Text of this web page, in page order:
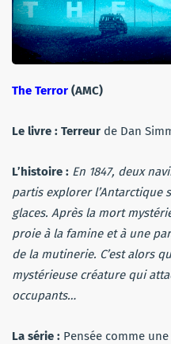
The Terror (AMC)
Le livre : Terreur de Dan
L’histoire : En 1847, deux
partis explorer l’Antarctique
glaces. Après la mort
proie à la famine et à une
de la mutinerie. C’est alors
mystérieuse créature qui
occupants…
La série : Pensée comme